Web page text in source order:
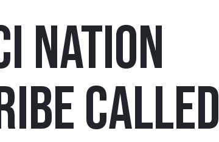
Nation
Called